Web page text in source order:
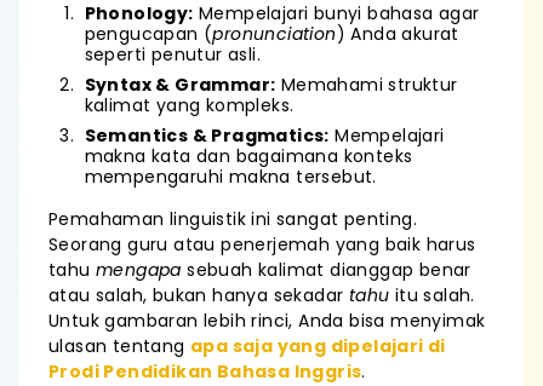
Phonology: Mempelajari bunyi bahasa agar
pengucapan (pronunciation) Anda akurat
seperti penutur asli.
Syntax & Grammar: Memahami struktur
kalimat yang kompleks.
Semantics & Pragmatics: Mempelajari
makna kata dan bagaimana konteks
mempengaruhi makna tersebut.
Pemahaman linguistik ini sangat penting.
Seorang guru atau penerjemah yang baik harus
tahu mengapa sebuah kalimat dianggap benar
atau salah, bukan hanya sekadar tahu itu salah.
Untuk gambaran lebih rinci, Anda bisa menyimak
ulasan tentang apa saja yang dipelajari di
Prodi Pendidikan Bahasa Inggris.